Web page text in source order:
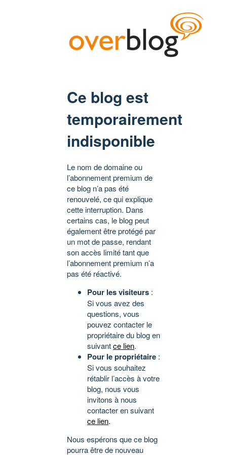
Ce blog est
temporairement
indisponible
Le nom de domaine ou
l’abonnement premium de
ce blog n’a pas été
renouvelé, ce qui explique
cette interruption. Dans
certains cas, le blog peut
également être protégé par
un mot de passe, rendant
son accès limité tant que
l’abonnement premium n’a
pas été réactivé.
Pour les visiteurs :
Si vous avez des
questions, vous
pouvez contacter le
propriétaire du blog en
suivantce lien.
Pour le propriétaire :
Si vous souhaitez
rétablir l’accès à votre
blog, nous vous
invitons à nous
contacter en suivant
ce lien.
Nous espérons que ce blog
pourra être de nouveau